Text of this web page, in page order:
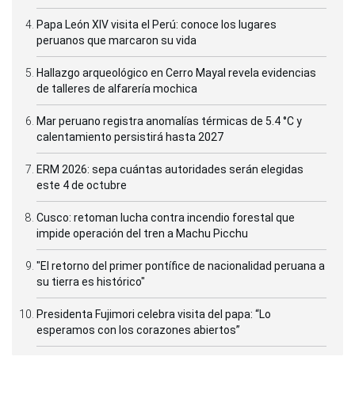
Papa León XIV visita el Perú: conoce los lugares
peruanos que marcaron su vida
Hallazgo arqueológico en Cerro Mayal revela evidencias
de talleres de alfarería mochica
Mar peruano registra anomalías térmicas de 5.4 °C y
calentamiento persistirá hasta 2027
ERM 2026: sepa cuántas autoridades serán elegidas
este 4 de octubre
Cusco: retoman lucha contra incendio forestal que
impide operación del tren a Machu Picchu
"El retorno del primer pontífice de nacionalidad peruana a
su tierra es histórico"
Presidenta Fujimori celebra visita del papa: “Lo
esperamos con los corazones abiertos”